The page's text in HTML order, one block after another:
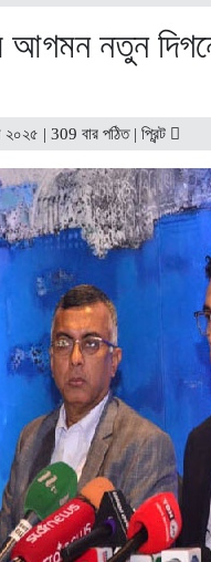
আগমন নতুন
| 309 বার পঠিত | প্রিন্ট